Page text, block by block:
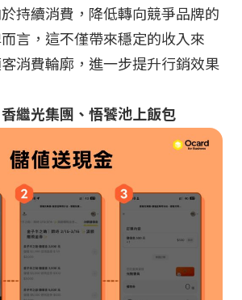
持續消費，降低轉向競爭品牌的
言，這不僅帶來穩定的收入來
消費輪廓，進一步提升行銷效果
繼光集團、悟饕池上飯包